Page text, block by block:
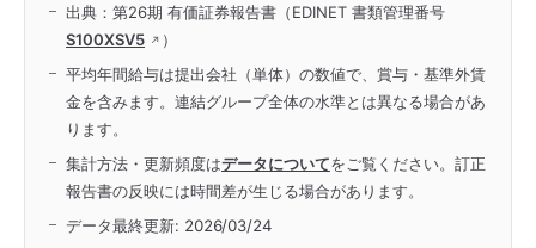
出典：第26期 有価証券報告書（EDINET 書類管理番号
S100XSV5
）
平均年間給与は提出会社（単体）の数値で、賞与・基準外賃
金を含みます。連結グループ全体の水準とは異なる場合があ
ります。
集計方法・更新頻度はデータについてをご覧ください。訂正
報告書の反映には時間差が生じる場合があります。
データ最終更新: 2026/03/24